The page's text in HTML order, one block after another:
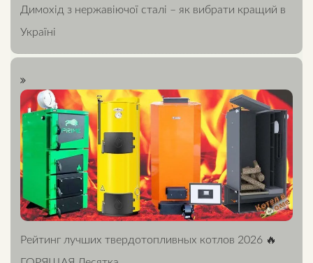
Димохід з нержавіючої сталі – як вибрати кращий в
Україні
Рейтинг лучших твердотопливных котлов 2026 🔥